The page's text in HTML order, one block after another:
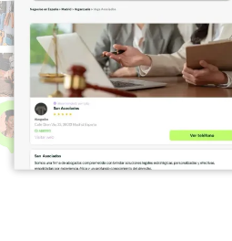
SALUD Y BIENESTAR
Clínicas, Salud y Bienestar